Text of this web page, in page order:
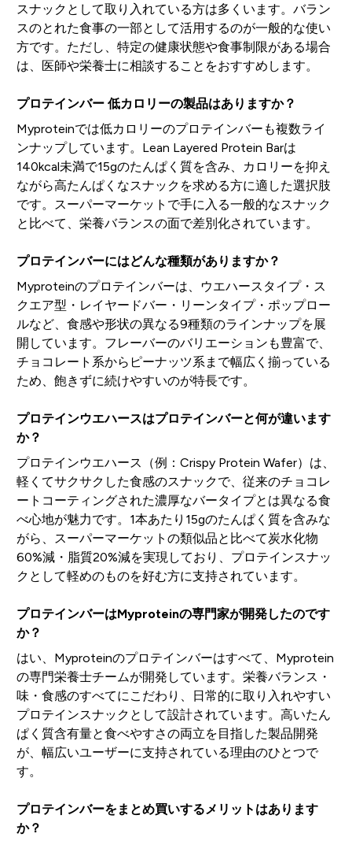
スナックとして取り入れている方は多くいます。バラン
スのとれた食事の一部として活用するのが一般的な使い
方です。ただし、特定の健康状態や食事制限がある場合
は、医師や栄養士に相談することをおすすめします。
プロテインバー 低カロリーの製品はありますか？
Myproteinでは低カロリーのプロテインバーも複数ライ
ンナップしています。Lean Layered Protein Barは
140kcal未満で15gのたんぱく質を含み、カロリーを抑え
ながら高たんぱくなスナックを求める方に適した選択肢
です。スーパーマーケットで手に入る一般的なスナック
と比べて、栄養バランスの面で差別化されています。
プロテインバーにはどんな種類がありますか？
Myproteinのプロテインバーは、ウエハースタイプ・ス
クエア型・レイヤードバー・リーンタイプ・ポップロー
ルなど、食感や形状の異なる9種類のラインナップを展
開しています。フレーバーのバリエーションも豊富で、
チョコレート系からピーナッツ系まで幅広く揃っている
ため、飽きずに続けやすいのが特長です。
プロテインウエハースはプロテインバーと何が違います
か？
プロテインウエハース（例：Crispy Protein Wafer）は、
軽くてサクサクした食感のスナックで、従来のチョコレ
ートコーティングされた濃厚なバータイプとは異なる食
べ心地が魅力です。1本あたり15gのたんぱく質を含みな
がら、スーパーマーケットの類似品と比べて炭水化物
60%減・脂質20%減を実現しており、プロテインスナッ
クとして軽めのものを好む方に支持されています。
プロテインバーはMyproteinの専門家が開発したのです
か？
はい、Myproteinのプロテインバーはすべて、Myprotein
の専門栄養士チームが開発しています。栄養バランス・
味・食感のすべてにこだわり、日常的に取り入れやすい
プロテインスナックとして設計されています。高いたん
ぱく質含有量と食べやすさの両立を目指した製品開発
が、幅広いユーザーに支持されている理由のひとつで
す。
プロテインバーをまとめ買いするメリットはあります
か？